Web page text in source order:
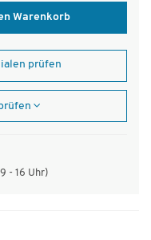
Warenkorb
prüfen
- 16 Uhr)